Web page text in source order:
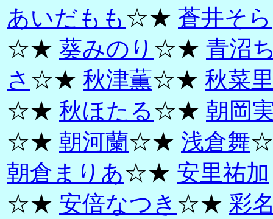
あいだもも ☆★ 蒼井そら
☆★ 葵みのり ☆★ 青沼
さ ☆★ 秋津薫☆★ 秋菜
☆★ 秋ほたる☆★ 朝岡
☆★ 朝河蘭☆★ 浅倉舞
朝倉まりあ☆★ 安里祐加
☆★ 安倍なつき ☆★ 彩